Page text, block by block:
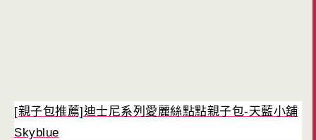
[親子包推薦]迪士尼系列愛麗絲點點親子包-天藍小舖
Skyblue